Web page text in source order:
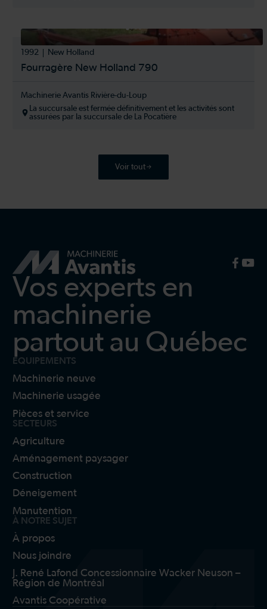
1992 New Holland
Fourragère New Holland 790
Machinerie Avantis Rivière-du-Loup
La succursale est fermée définitivement et les activités sont
assurées par la succursale de La Pocatière
Voir tout
Vos experts en
machinerie
partout au Québec
ÉQUIPEMENTS
Machinerie neuve
Machinerie usagée
Pièces et service
SECTEURS
Agriculture
Aménagement paysager
Construction
Déneigement
Manutention
À NOTRE SUJET
À propos
Nous joindre
J. René Lafond Concessionnaire Wacker Neuson –
Région de Montréal
Avantis Coopérative